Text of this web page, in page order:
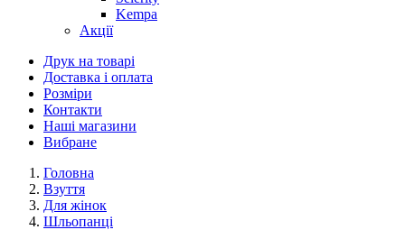
Kempa
Акції
Друк на товарі
Доставка і оплата
Розміри
Контакти
Наші магазини
Вибране
Головна
Взуття
Для жінок
Шльопанці